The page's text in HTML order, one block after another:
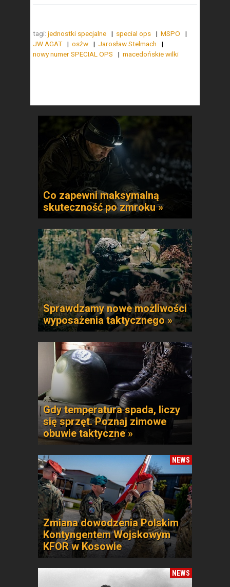
tagi: jednostki specjalne special ops
MSPO
JW AGAT
osżw
Jarosław Stelmach
nowy numer SPECIAL OPS
macedońskie wilki
Co zapewni maksymalną
skuteczność po zmroku »
Sprawdzamy nowe możliwości
wyposażenia taktycznego »
Gdy temperatura spada, liczy
się sprzęt. Poznaj zimowe
obuwie taktyczne »
NEWS
Zmiana dowodzenia Polskim
Kontyngentem Wojskowym
KFOR w Kosowie
NEWS